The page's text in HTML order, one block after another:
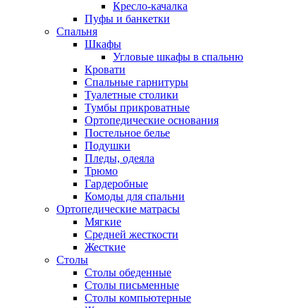
Кресло-качалка
Пуфы и банкетки
Спальня
Шкафы
Угловые шкафы в спальню
Кровати
Спальные гарнитуры
Туалетные столики
Тумбы прикроватные
Ортопедические основания
Постельное белье
Подушки
Пледы, одеяла
Трюмо
Гардеробные
Комоды для спальни
Ортопедические матрасы
Мягкие
Средней жесткости
Жесткие
Столы
Столы обеденные
Столы письменные
Столы компьютерные